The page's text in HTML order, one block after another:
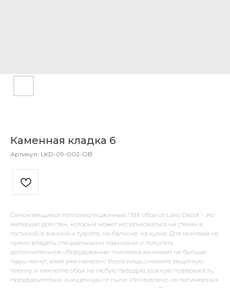
Каменная кладка 6
Артикул: LKD-09-002-OB
Самоклеящиеся теплоизоляционные ПВХ обои от Lako Decor - это
материал для стен, который может использоваться на стенах в
гостиной, в ванной и туалете, на балконе, на кухне. Для монтажа не
нужно владеть специальными навыками и покупать
дополнительное оборудование: поклейка занимает не больше
пары минут, клей уже нанесен! Всего лишь снимите защитную
пленку и наклейте обои на любую твёрдую, ровную поверхность,
предварительно очищенную от пыли. Изготовлено из полимерных